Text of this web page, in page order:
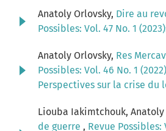
Anatoly Orlovsky, Dire au
Possibles: Vol. 47 No. 1
Anatoly Orlovsky, Res
Possibles: Vol. 46 No. 1
Perspectives sur la crise du
Liouba Iakimtchouk, Anatoly
de guerre , Revue Possibles: